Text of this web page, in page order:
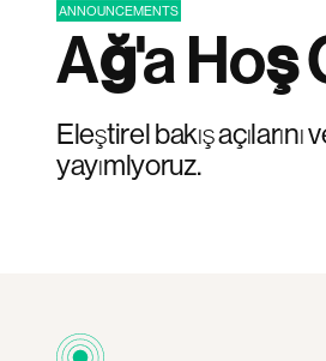
ANNOUNCEMENTS
Ağ'a Hoş
Eleştirel bakış
yayımlyoruz.